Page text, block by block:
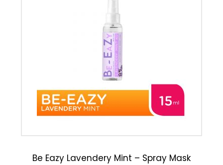
Be Eazy Lavendery Mint – Spray Mask